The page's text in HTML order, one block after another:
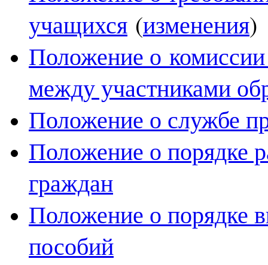
учащихся (изменения)
Положение о
между участниками
Положение о службе
Положение о порядке
граждан
Положение о порядке
пособий